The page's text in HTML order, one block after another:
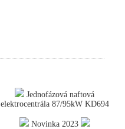
Jednofázová naftová
elektrocentrála 87/95kW KD694
Novinka 2023